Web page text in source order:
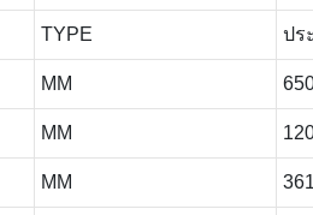
TYPE ปร
MM
MM
MM